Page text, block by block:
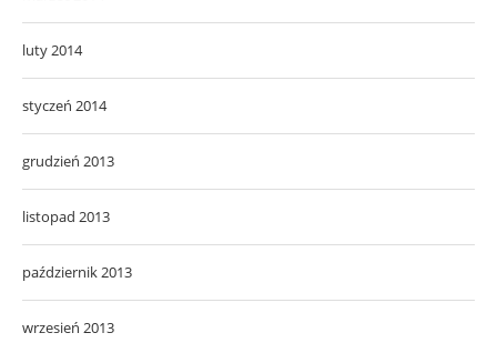
luty 2014
styczeń 2014
grudzień 2013
listopad 2013
październik 2013
wrzesień 2013